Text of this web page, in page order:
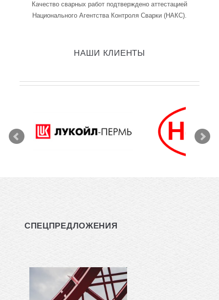
Качество сварных работ подтверждено аттестацией
Национального Агентства Контроля Сварки (НАКС).
НАШИ КЛИЕНТЫ
СПЕЦПРЕДЛОЖЕНИЯ